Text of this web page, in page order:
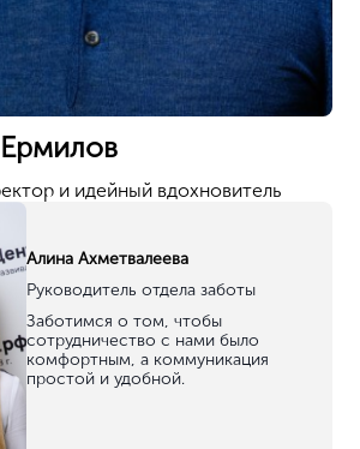
и идейный вдохновитель
Алина Ахметвалеева
Руководитель отдела заботы
Заботимся о том, чтобы
сотрудничество с нами было
комфортным, а коммуникация
простой и удобной.